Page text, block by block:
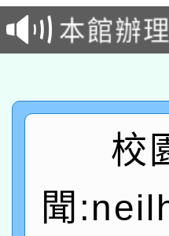
招)
本館辦
暨閱讀
科技賦
礎課程
A3數位
「數位
有關大
薪期間
轉知經
校
聞